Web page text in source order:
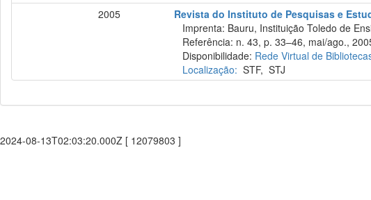
2005
Revista do Instituto de Pesquisas e
Imprenta: Bauru, Instituição Toledo de
Referência: n. 43, p. 33–46, mai/ago.,
Disponibilidade: Rede Virtual de
Localização: STF,STJ
2024-08-13T02:03:20.000Z [ 12079803 ]